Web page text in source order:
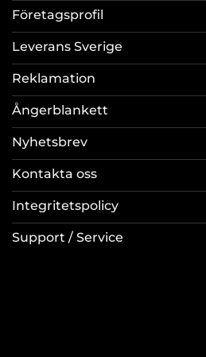
Företagsprofil
Leverans Sverige
Reklamation
Ångerblankett
Nyhetsbrev
Kontakta oss
Integritetspolicy
Support / Service